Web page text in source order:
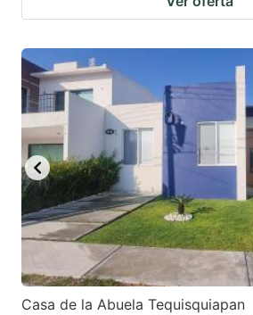
Casa de la Abuela Tequisquiapan